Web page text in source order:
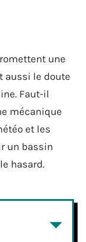
une
aussi le doute
Faut-il
mécanique
et les
un bassin
hasard.